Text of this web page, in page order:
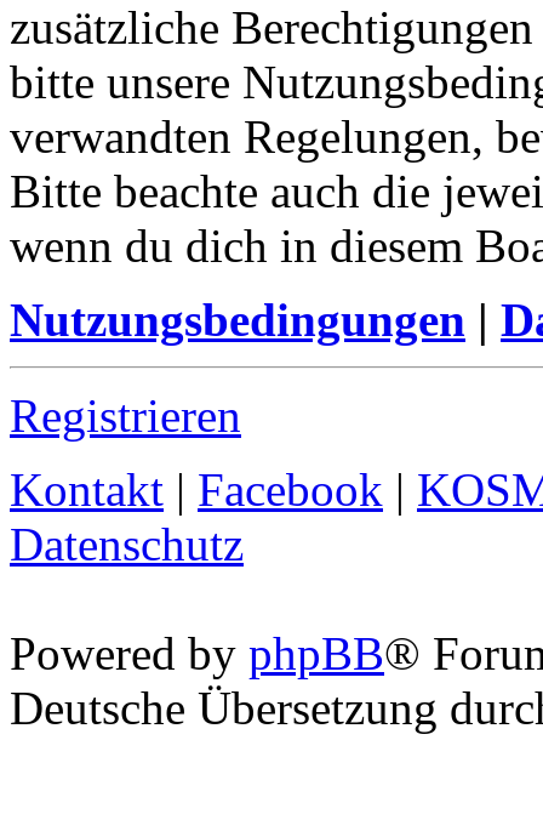
zusätzliche
bitte unsere
verwandten Regelungen,
Bitte beachte auch die
wenn du dich in diesem
Nutzungsbedingungen |
Registrieren
Kontakt | Facebook |
Datenschutz
Powered by phpBB®
Deutsche Übersetzung